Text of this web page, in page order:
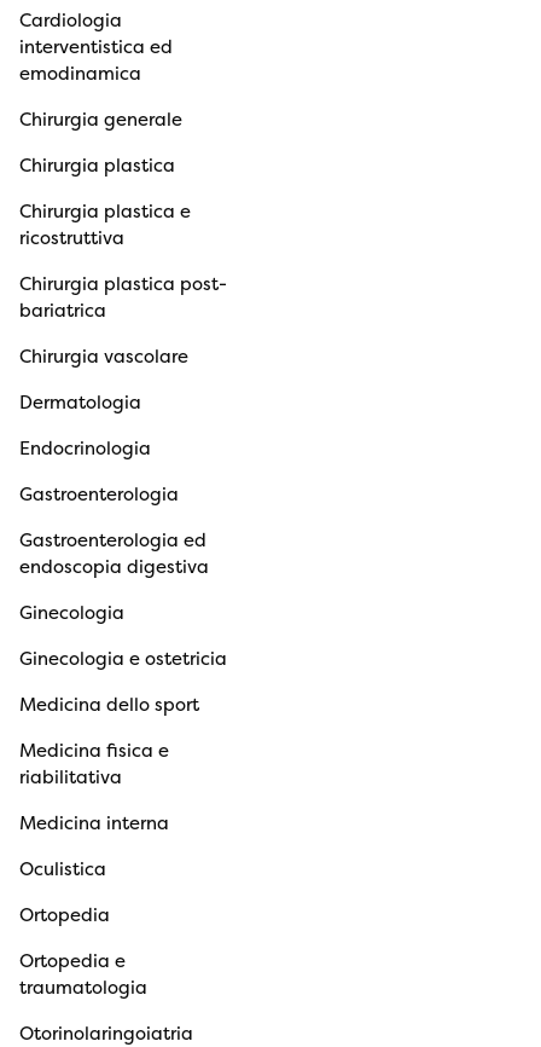
Cardiologia
interventistica ed
emodinamica
Chirurgia generale
Chirurgia plastica
Chirurgia plastica e
ricostruttiva
Chirurgia plastica post-
bariatrica
Chirurgia vascolare
Dermatologia
Endocrinologia
Gastroenterologia
Gastroenterologia ed
endoscopia digestiva
Ginecologia
Ginecologia e ostetricia
Medicina dello sport
Medicina fisica e
riabilitativa
Medicina interna
Oculistica
Ortopedia
Ortopedia e
traumatologia
Otorinolaringoiatria